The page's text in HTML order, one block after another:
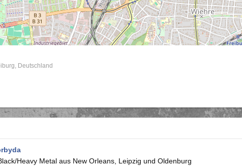
Deutschland
Heavy Metal aus New Orleans, Leipzig und Oldenburg